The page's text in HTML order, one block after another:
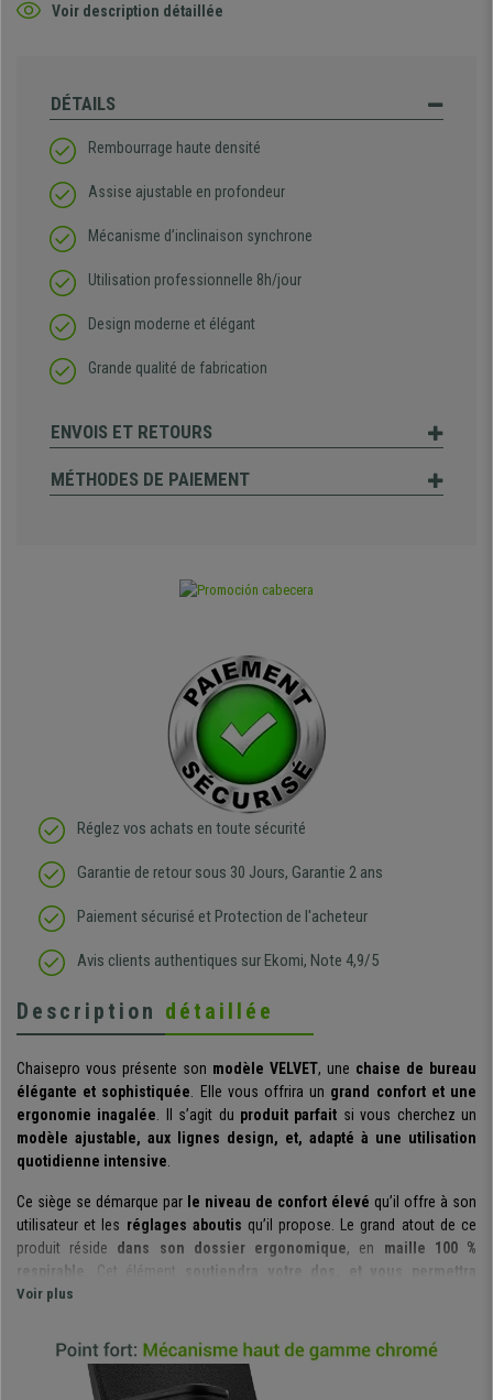
Voir description détaillée
DÉTAILS
Rembourrage haute densité
Assise ajustable en profondeur
Mécanisme d’inclinaison synchrone
Utilisation professionnelle 8h/jour
Design moderne et élégant
Grande qualité de fabrication
ENVOIS ET RETOURS
MÉTHODES DE PAIEMENT
Réglez vos achats en toute sécurité
Garantie de retour sous 30 Jours, Garantie 2 ans
Paiement sécurisé et Protection de l'acheteur
Avis clients authentiques sur Ekomi, Note 4,9/5
Description détaillée
Chaisepro vous présente son modèle VELVET, une chaise de bureau
élégante et sophistiquée. Elle vous offrira un grand confort et une
ergonomie inagalée. Il s’agit du produit parfait si vous cherchez un
modèle ajustable, aux lignes design, et, adapté à une utilisation
quotidienne intensive.
Ce siège se démarque par le niveau de confort élevé qu’il offre à son
utilisateur et les réglages aboutis qu’il propose. Le grand atout de ce
produit réside dans son dossier ergonomique, en maille 100 %
respirable
. Cet élément
soutiendra votre dos, et vous permettra
d’adopter une posture correcte
apportent unetouche d’élégance à l’ensemble.
Le produit est doté d’unmécanisme d’inclinaison synchrone
Voir plus